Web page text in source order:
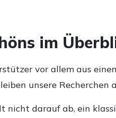
im
vor allem aus
unsere Recherchen
nicht darauf ab, ein